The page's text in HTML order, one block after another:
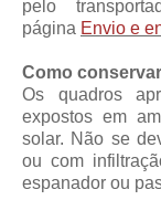
pelo
página Envio e
Como
Os quadros
expostos em
solar. Não se
ou com
espanador ou